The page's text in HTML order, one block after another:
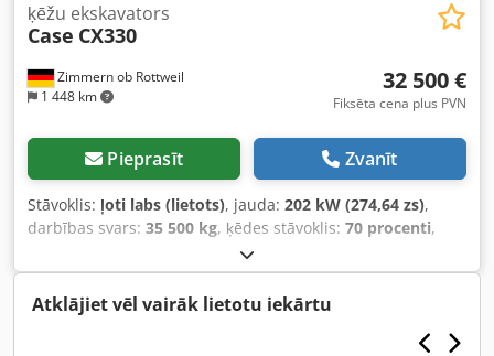
Zimmern ob Rottweil
1 448 km
ķēžu ekskavators
Case CX330
32 500 €
Fiksēta cena plus PVN
Pieprasīt Zvanīt
Stāvoklis: ļoti labs (lietots), jauda: 202 kW (274,64 zs),
darbības svars: 35 500 kg, ķēdes stāvoklis: 70 procenti,
, darbības stundas:
Aprīkojums:gaisa kondicionēšana, CASE CX330 Ražošanas
gads: 2006 Darba stundu skaits: 9139 st. Aizvērta kabīne
Gaisa kondicionieris Radio Centralizētā smēršanas sistēma
Atklājiet vēl vairāk lietotu iekārtu